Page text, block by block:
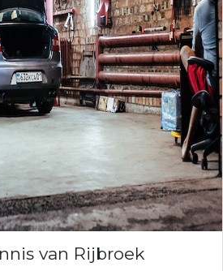
van Rijbroek